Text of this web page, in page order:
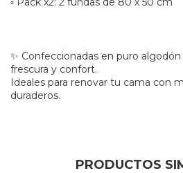
✨ Confeccionadas en puro
frescura y confort.
Ideales para renovar tu cama con
duraderos.
PRODUCTOS